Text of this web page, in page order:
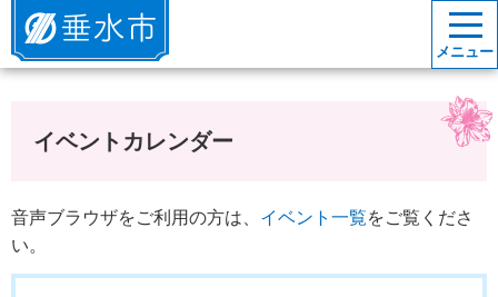
垂水市
メニュー
イベントカレンダー
音声ブラウザをご利用の方は、 イベント一覧をご覧くださ
い。